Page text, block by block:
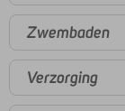
Zwembaden
Verzorging